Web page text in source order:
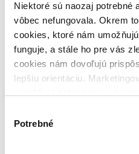
Niektoré sú naozaj potrebné
vôbec nefungovala. Okrem
cookies, ktoré nám
funguje, a stále ho pre vás
cookies nám dovoľujú
lepšiu orientáciu.
keby sme mohli používať
súhlasu
Potrebné
Pridať do zoznamu
Vložiť do košíka